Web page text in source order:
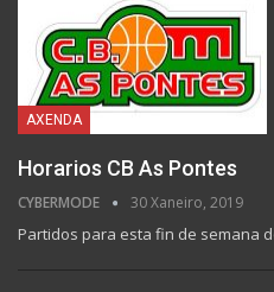
AXENDA
Horarios CB As Pontes
CYBERMODE 30 Xaneiro, 2019
Partidos para esta fin de semana